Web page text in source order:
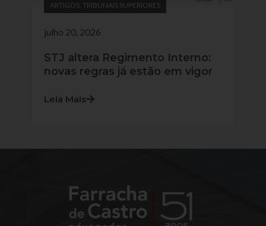
ARTIGOS, TRIBUNAIS SUPERIORES
julho 20, 2026
STJ altera Regimento Interno:
novas regras já estão em vigor
Leia Mais